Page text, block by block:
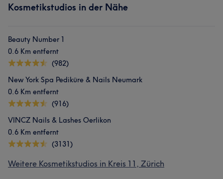
Kosmetikstudios in der Nähe
Beauty Number 1
0.6 Km entfernt
(982)
New York Spa Pediküre & Nails Neumark
0.6 Km entfernt
(916)
VINCZ Nails & Lashes Oerlikon
0.6 Km entfernt
(3131)
Weitere Kosmetikstudios in Kreis 11, Zürich